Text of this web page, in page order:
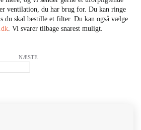
ventilation, du har brug for. Du kan ringe
du skal bestille et filter. Du kan også vælge
. Vi svarer tilbage snarest muligt. ​​
NÆSTE